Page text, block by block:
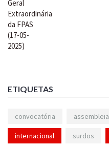
ETIQUETAS
convocatória assembleia
internacional surdos